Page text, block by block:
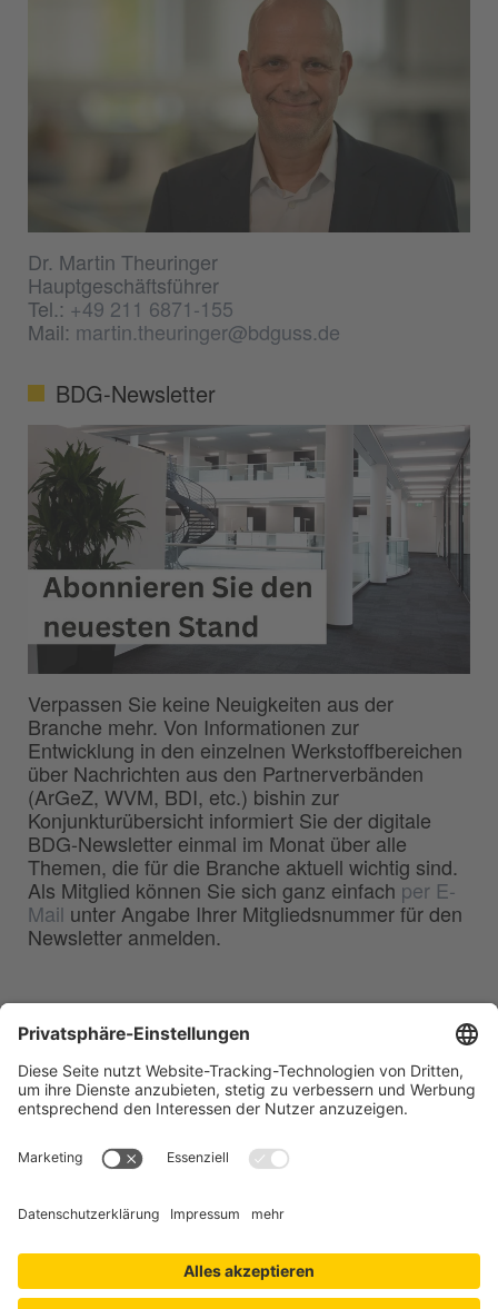
Dr. Martin Theuringer
Hauptgeschäftsführer
Tel.:+49 211 6871-155
Mail: martin.theuringer@bdguss.de
BDG-Newsletter
Verpassen Sie keine Neuigkeiten aus der
Branche mehr. Von Informationen zur
Entwicklung in den einzelnen Werkstoffbereichen
über Nachrichten aus den Partnerverbänden
(ArGeZ, WVM, BDI, etc.) bishin zur
Konjunkturübersicht informiert Sie der digitale
BDG-Newsletter einmal im Monat über alle
Themen, die für die Branche aktuell wichtig sind.
Als Mitglied können Sie sich ganz einfach per E-
Mail unter Angabe Ihrer Mitgliedsnummer für den
Newsletter anmelden.
Deutschen Gießerei-Industrie e.V.
40549 Düsseldorf
Telefon:0211 - 68 71 - 03
0211 - 68 71 - 3333
E-Mail:info(at)bdguss.de